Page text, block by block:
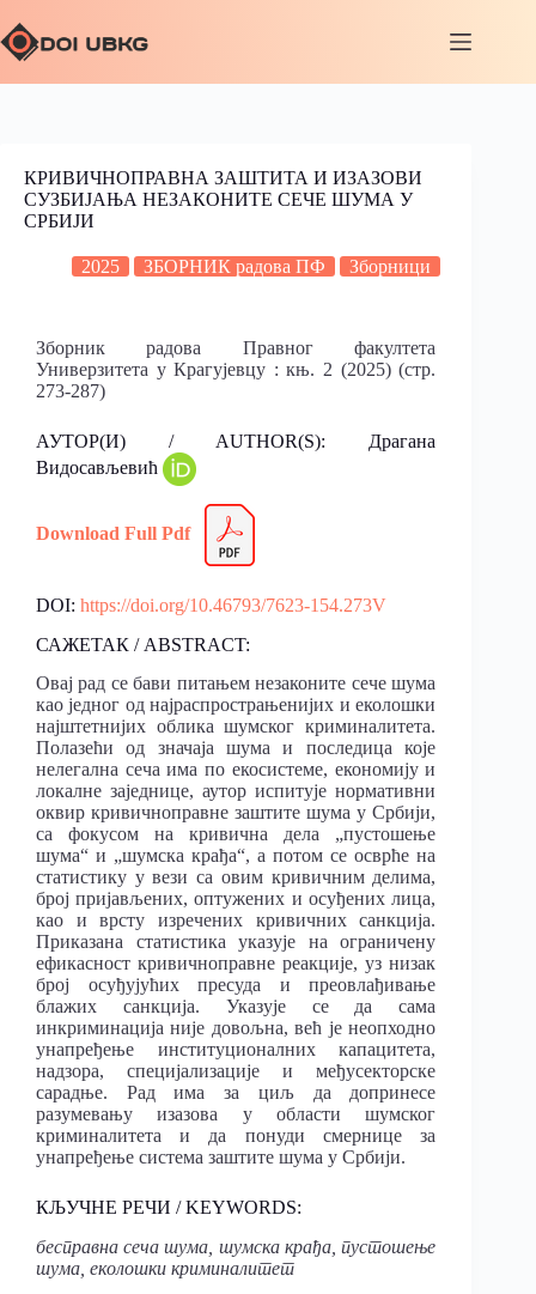
КРИВИЧНОПРАВНА ЗАШТИТА И ИЗАЗОВИ
СУЗБИЈАЊА НЕЗАКОНИТЕ СЕЧЕ ШУМА У
СРБИЈИ
2025 ЗБОРНИК радова ПФ Зборници
Зборник радова Правног факултета
Универзитета у Крагујевцу : књ. 2 (2025) (стр.
273-287)
АУТОР(И) / AUTHOR(S): Драгана
Видосављевић
Download Full Pdf
DOI: https://doi.org/10.46793/7623-154.273V
САЖЕТАК / ABSTRACT:
Овај рад се бави питањем незаконите сече шума
као једног од најраспрострањенијих и еколошки
најштетнијих облика шумског криминалитета.
Полазећи од значаја шума и последица које
нелегална сеча има по екосистеме, економију и
локалне заједнице, аутор испитује нормативни
оквир кривичноправне заштите шума у Србији,
са фокусом на кривична дела „пустошење
шума“ и „шумска крађа“, а потом се осврће на
статистику у вези са овим кривичним делима,
број пријављених, оптужених и осуђених лица,
као и врсту изречених кривичних санкција.
Приказана статистика указује на ограничену
ефикасност кривичноправне реакције, уз низак
број осуђујућих пресуда и преовлађивање
блажих санкција. Указује се да сама
инкриминација није довољна, већ је неопходно
унапређење институционалних капацитета,
надзора, специјализације и међусекторске
сарадње. Рад има за циљ да допринесе
разумевању изазова у области шумског
криминалитета и да понуди смернице за
унапређење система заштите шума у Србији.
КЉУЧНЕ РЕЧИ / KEYWORDS:
бесправна сеча шума, шумска крађа, пустошење
шума, еколошки криминалитет